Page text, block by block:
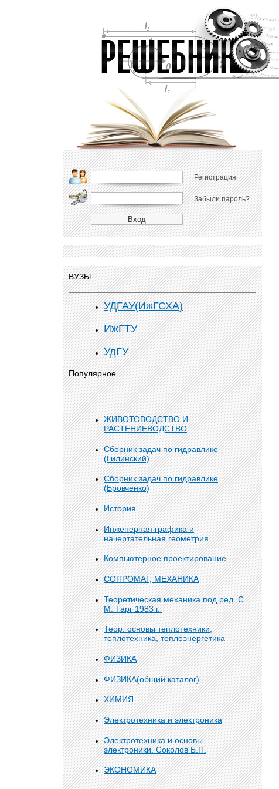
Регистрация
Забыли пароль?
ВУЗЫ
УДГАУ(ИжГСХА)
ИжГТУ
УдГУ
Популярное
ЖИВОТОВОДСТВО И
РАСТЕНИЕВОДСТВО
Сборник задач по гидравлике
(Гилинский)
Сборник задач по гидравлике
(Бровченко)
История
Инженерная графика и
начертательная геометрия
Компьютерное проектирование
СОПРОМАТ, МЕХАНИКА
Теоретическая механика под ред. С.
М. Тарг 1983 г.
Теор. основы теплотехники,
теплотехника, теплоэнергетика
ФИЗИКА
ФИЗИКА(общий каталог)
ХИМИЯ
Электротехника и электроника
Электротехника и основы
электроники. Соколов Б.П.
ЭКОНОМИКА